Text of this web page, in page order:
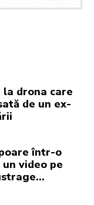
drona care
de un ex-
într-o
video pe